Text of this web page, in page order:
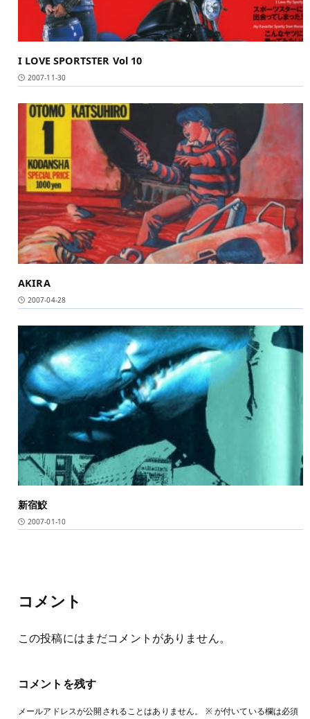
I LOVE SPORTSTER Vol 10
2007-11-30
AKIRA
2007-04-28
新宿鮫
2007-01-10
コメント
この投稿にはまだコメントがありません。
コメントを残す
メールアドレスが公開されることはありません。 ※が付いている欄は必須